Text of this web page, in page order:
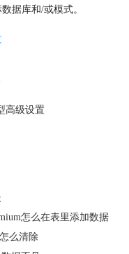
据库和/或模式。
交易。
龄`) VALUES ('1', '梁明洁',
龄`) VALUES ('2', '邱礼安',
('2', '邱礼安', '56'), ('0',
插入 SQL 语句。
高级设置
怎么在表里添加数据
么清除